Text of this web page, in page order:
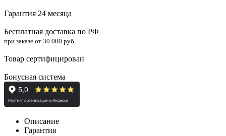
Гарантия 24 месяца
Бесплатная доставка по РФ
при заказе от 30.000 руб.
Товар сертифицирован
Бонусная система
Описание
Гарантия